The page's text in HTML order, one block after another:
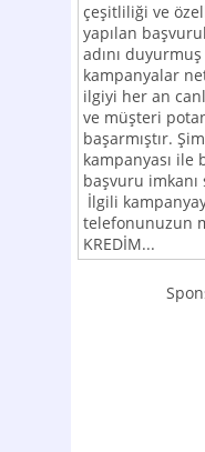
çeşitliliği ve
yapılan
adını
kampanyalar
ilgiyi her an
ve müşteri
başarmıştır.
kampanyası ile
başvuru
İlgili
telefonunuzun
KREDİM...